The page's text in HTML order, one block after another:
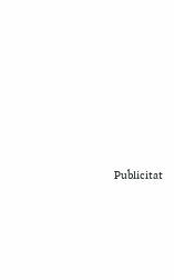
Publicitat